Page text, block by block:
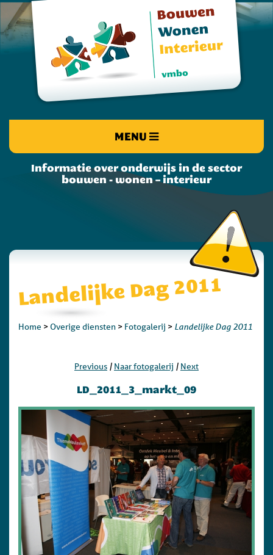
MENU
Informatie over onderwijs in de sector
bouwen - wonen – interieur
Landelijke Dag 2011
Home > Overige diensten > Fotogalerij > Landelijke Dag 2011
Previous | Naar fotogalerij | Next
LD_2011_3_markt_09